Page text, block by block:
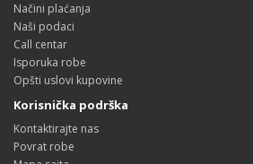
Načini plaćanja
Naši podaci
Call centar
Isporuka robe
Opšti uslovi kupovine
Korisnička podrška
Kontaktirajte nas
Povrat robe